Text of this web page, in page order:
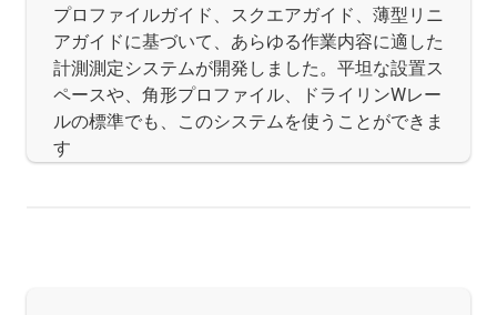
プロファイルガイド、スクエアガイド、薄型リニ
アガイドに基づいて、あらゆる作業内容に適した
計測測定システムが開発しました。平坦な設置ス
ペースや、角形プロファイル、ドライリンWレー
ルの標準でも、このシステムを使うことができま
す